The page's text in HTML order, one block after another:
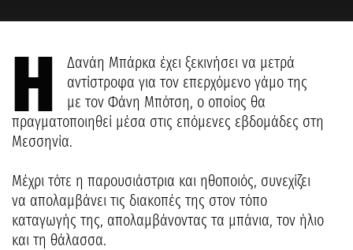
Η
Δανάη Μπάρκα έχει ξεκινήσει να μετρά
αντίστροφα για τον επερχόμενο γάμο της
με τον Φάνη Μπότση, ο οποίος θα
πραγματοποιηθεί μέσα στις επόμενες εβδομάδες στη
Μεσσηνία.
Μέχρι τότε η παρουσιάστρια και ηθοποιός, συνεχίζει
να απολαμβάνει τις διακοπές της στον τόπο
καταγωγής της, απολαμβάνοντας τα μπάνια, τον ήλιο
και τη θάλασσα.